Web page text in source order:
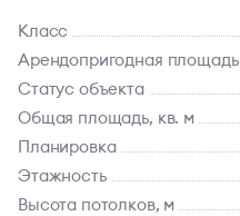
Класс
Арендопригодная площадь
Статус объекта
Общая площадь, кв. м
Планировка
Этажность
Высота потолков, м